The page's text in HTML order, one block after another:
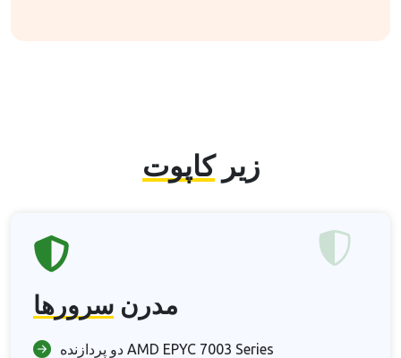
زیرکاپوت
مدرن سرورها
دو پردازنده AMD EPYC 7003 Series